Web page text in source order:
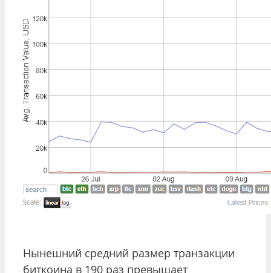
Нынешний средний размер транзакции
биткоина в 190 раз превышает